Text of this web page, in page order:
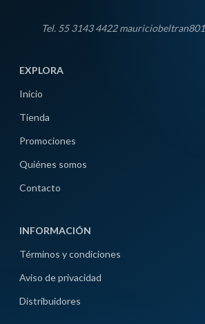
Tel. 55 3143 4422
EXPLORA
Inicio
Tienda
Promociones
Quiénes somos
Contacto
INFORMACIÓN
Términos y condiciones
Aviso de privacidad
Distribuidores